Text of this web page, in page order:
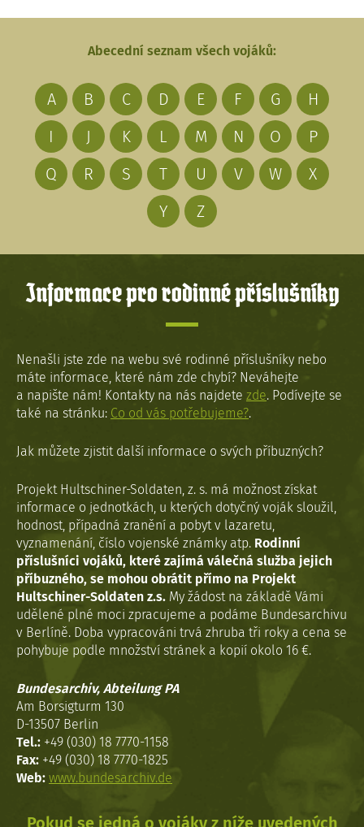
Abecední seznam všech vojáků:
A B C D E F G
H
I
J K L M N O
P
Q
R S T U V W
X
Y
Z
Informace pro rodinné příslušníky
Nenašli jste zde na webu své rodinné příslušníky nebo
máte informace, které nám zde chybí? Neváhejte
a napište nám! Kontakty na nás najdete zde. Podívejte se
také na stránku: Co od vás potřebujeme?.
Jak můžete zjistit další informace o svých příbuzných?
Projekt Hultschiner-Soldaten, z. s. má možnost získat
informace o jednotkách, u kterých dotyčný voják sloužil,
hodnost, případná zranění a pobyt v lazaretu,
vyznamenání, číslo vojenské známky atp. Rodinní
příslušníci vojáků, které zajímá válečná služba jejich
příbuzného, se mohou obrátit přímo na Projekt
Hultschiner-Soldaten z.s. My žádost na základě Vámi
udělené plné moci zpracujeme a podáme Bundesarchivu
v Berlíně. Doba vypracováni trvá zhruba tři roky a cena se
pohybuje podle množství stránek a kopií okolo 16 €.
Bundesarchiv, Abteilung PA
Am Borsigturm 130
D-13507 Berlin
Tel.: +49 (030) 18 7770-1158
Fax: +49 (030) 18 7770-1825
Web: www.bundesarchiv.de
Pokud se jedná o vojáky z níže uvedených